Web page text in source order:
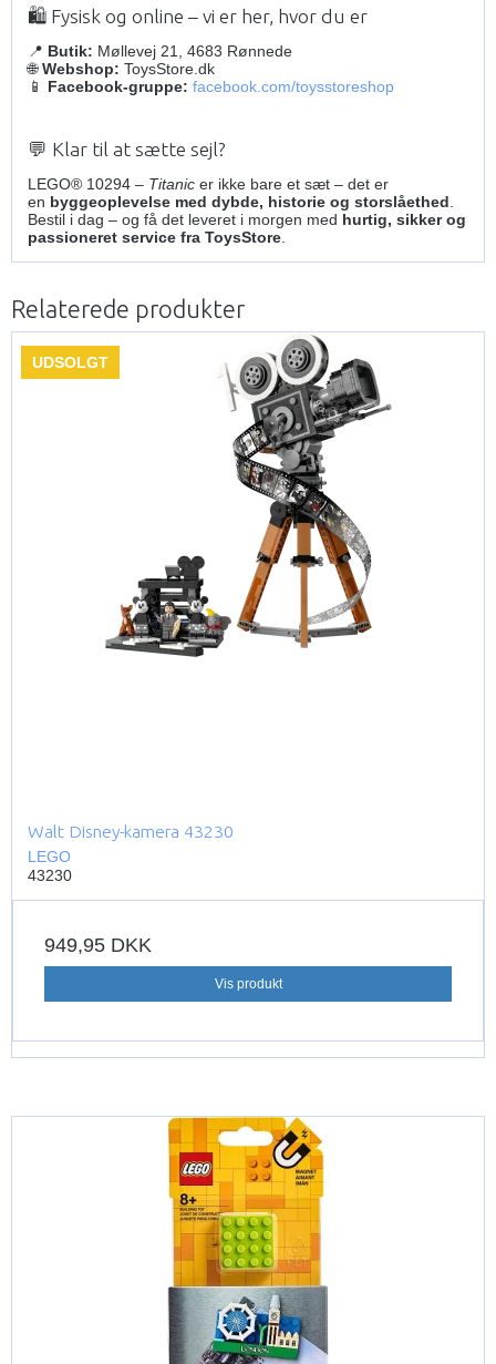
🛍️ Fysisk og online – vi er her, hvor du er
📍 Butik: Møllevej 21, 4683 Rønnede
🌐Webshop: ToysStore.dk
📱 Facebook-gruppe: facebook.com/toysstoreshop
💬 Klar til at sætte sejl?
LEGO® 10294 – Titanic er ikke bare et sæt – det er
en byggeoplevelse med dybde, historie og storslåethed
Bestil i dag – og få det leveret i morgen med hurtig, sikker og
passioneret service fra ToysStore
Relaterede produkter
UDSOLGT
Walt Disney-kamera 43230
LEGO
43230
949,95 DKK
Vis produkt